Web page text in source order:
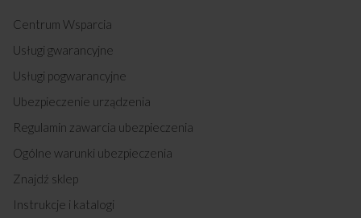
Centrum Wsparcia
Usługi gwarancyjne
Usługi pogwarancyjne
Ubezpieczenie urządzenia
Regulamin zawarcia ubezpieczenia
Ogólne warunki ubezpieczenia
Znajdź sklep
Instrukcje i katalogi